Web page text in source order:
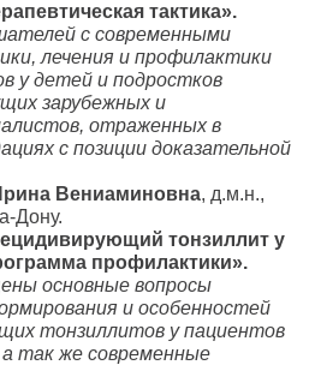
тактика».
с современными
лечения и профилактики
у детей и подростков
зарубежных и
отраженных в
с позиции доказательной
Вениаминовна, д.м.н.,
Дону.
тонзиллит у
профилактики».
основные вопросы
и особенностей
тонзиллитов у пациентов
а так же современные